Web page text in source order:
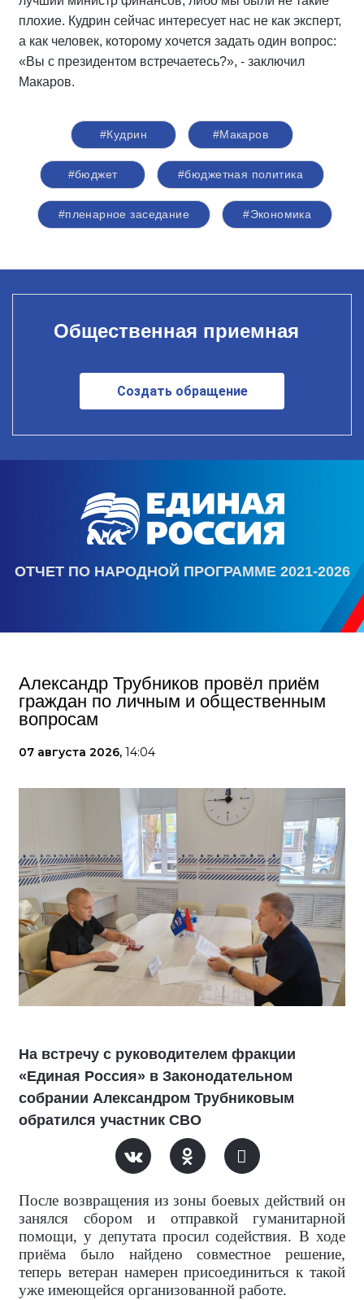
плохие. Кудрин сейчас интересует нас не как эксперт,
а как человек, которому хочется задать один вопрос:
«Вы с президентом встречаетесь?», - заключил
Макаров.
#Кудрин #Макаров
#бюджет #бюджетная политика
#пленарное заседание #Экономика
Общественная приемная
Создать обращение
ОТЧЕТ ПО НАРОДНОЙ ПРОГРАММЕ 2021-2026
Александр Трубников провёл приём
граждан по личным и общественным
вопросам
07 августа 2026, 14:04
На встречу с руководителем фракции
«Единая Россия» в Законодательном
собрании Александром Трубниковым
обратился участник СВО
После возвращения из зоны боевых действий он
занялся сбором и отправкой гуманитарной
помощи, у депутата просил содействия. В ходе
приёма было найдено совместное решение,
теперь ветеран намерен присоединиться к такой
уже имеющейся организованной работе.